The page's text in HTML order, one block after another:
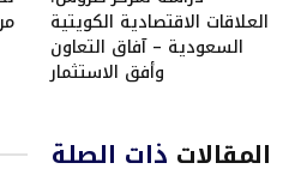
العلاقات الاقتصادية الكويتية
السعودية – آفاق التعاون
وأفق الاستثمار
المقالات ذات الصلة